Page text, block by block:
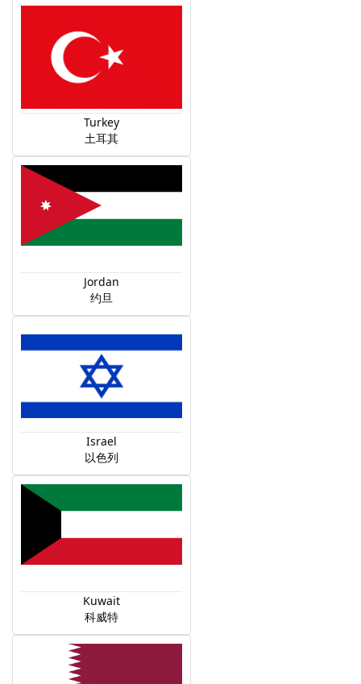
Turkey
土耳其
Jordan
约旦
Israel
以色列
Kuwait
科威特